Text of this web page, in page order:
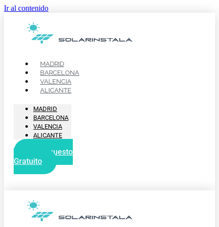
Ir al contenido
MADRID
BARCELONA
VALENCIA
ALICANTE
MADRID
BARCELONA
VALENCIA
ALICANTE
Presupuesto
Gratuito